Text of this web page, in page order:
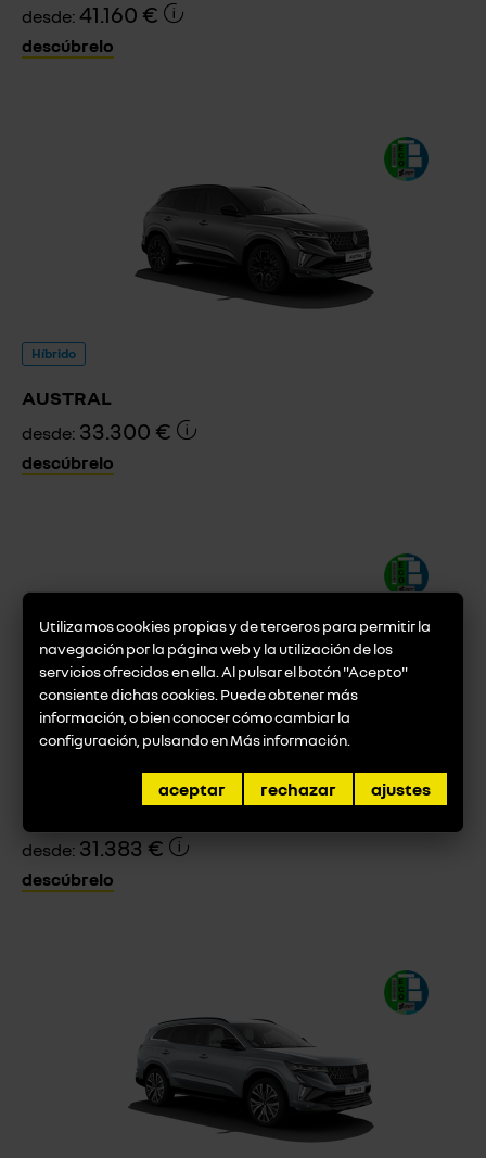
desde: 41.160 €
descúbrelo
Híbrido
AUSTRAL
desde: 33.300 €
descúbrelo
desde: 31.383 €
descúbrelo
Utilizamos cookies propias y de terceros para permitir la
navegación por la página web y la utilización de los
servicios ofrecidos en ella. Al pulsar el botón "Acepto"
consiente dichas cookies. Puede obtener más
información, o bien conocer cómo cambiar la
configuración, pulsando enMás información
aceptar rechazar ajustes